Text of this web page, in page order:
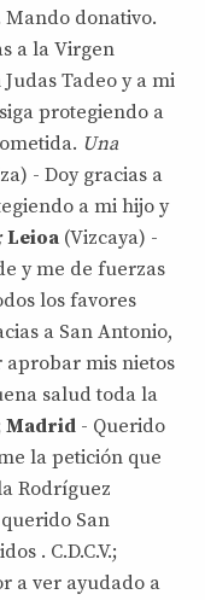
Mando donativo.
a la Virgen
Tadeo y a mi
protegiendo a
Una
- Doy gracias a
a mi hijo y
Leioa (Vizcaya) -
y me de fuerzas
los favores
a San Antonio,
aprobar mis nietos
salud toda la
Madrid - Querido
la petición que
Rodríguez
San
. C.D.C.V.;
a ver ayudado a